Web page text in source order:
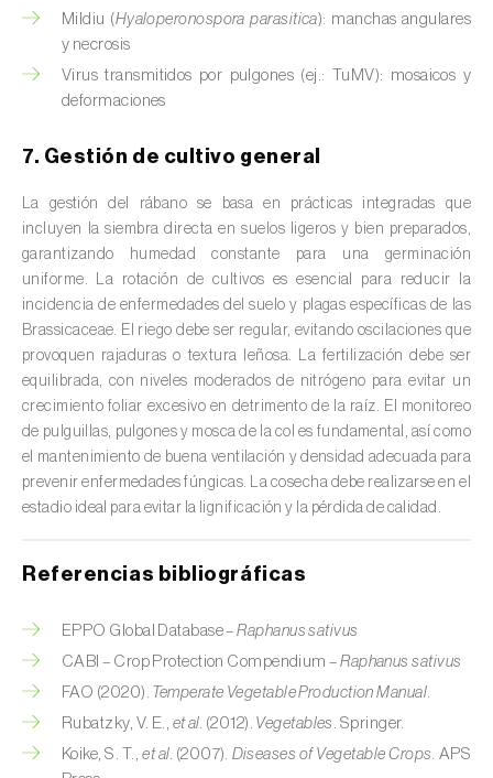
Chirivía (Pastinaca sativa)
Ciruelo (
Cítricos (Citrus spp.
Clavel (Dianthus caryophyllus)
Cocotero (Cocos nucifera
Col (Brassica oleracea)
Colza (Brassica napus )
Crisantemo (Chrysanthemum spp.)
Drácena (Dracaena spp.)
Encina (Quercus ilex e Quercus rotundifolia)
Endivia ( Cichorium intybus
Feijoa ( Feijoa sellowiana)
Frambuesa (Rubus idaeus)
Frambuesa negra ( Rubus occidentalis
Mildiu (Hyaloperonospora parasitica): manchas angulares
y necrosis
Virus transmitidos por pulgones (ej.: TuMV): mosaicos y
deformaciones
7. Gestión de cultivo general
La gestión del rábano se basa en prácticas integradas que
incluyen la siembra directa en suelos ligeros y bien preparados,
garantizando humedad constante para una germinación
uniforme. La rotación de cultivos es esencial para reducir la
incidencia de enfermedades del suelo y plagas específicas de las
Brassicaceae. El riego debe ser regular, evitando oscilaciones que
provoquen rajaduras o textura leñosa. La fertilización debe ser
equilibrada, con niveles moderados de nitrógeno para evitar un
crecimiento foliar excesivo en detrimento de la raíz. El monitoreo
de pulguillas, pulgones y mosca de la col es fundamental, así como
el mantenimiento de buena ventilación y densidad adecuada para
prevenir enfermedades fúngicas. La cosecha debe realizarse en el
estadio ideal para evitar la lignificación y la pérdida de calidad.
Referencias bibliográficas
EPPO Global Database –Raphanus sativus
CABI – Crop Protection Compendium –Raphanus sativus
FAO (2020).
Temperate Vegetable Production Manual
Rubatzky, V. E., et al. (2012). Vegetables . Springer.
Koike, S. T.,et al. (2007). Diseases of Vegetable Crops . APS